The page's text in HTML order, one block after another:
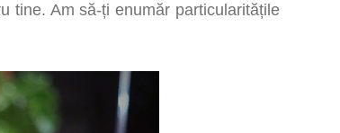
tine. Am să-ți enumăr particularitățile